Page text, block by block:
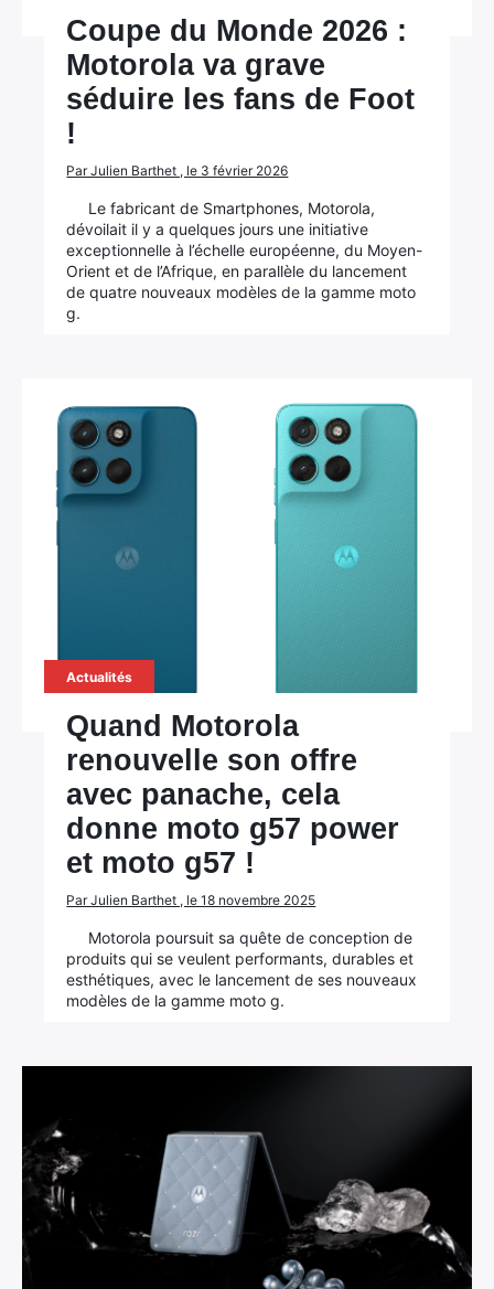
Coupe du Monde 2026 :
Motorola va grave
séduire les fans de Foot
!
Par Julien Barthet , le 3 février 2026
Le fabricant de Smartphones, Motorola,
dévoilait il y a quelques jours une initiative
exceptionnelle à l’échelle européenne, du Moyen-
Orient et de l’Afrique, en parallèle du lancement
de quatre nouveaux modèles de la gamme moto
g.
Actualités
Quand Motorola
renouvelle son offre
avec panache, cela
donne moto g57 power
et moto g57 !
Par Julien Barthet , le 18 novembre 2025
Motorola poursuit sa quête de conception de
produits qui se veulent performants, durables et
esthétiques, avec le lancement de ses nouveaux
modèles de la gamme moto g.